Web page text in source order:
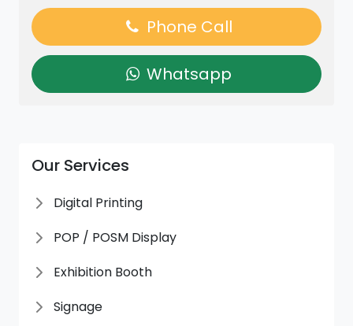
Phone Call
Whatsapp
Our Services
Digital Printing
POP / POSM Display
Exhibition Booth
Signage